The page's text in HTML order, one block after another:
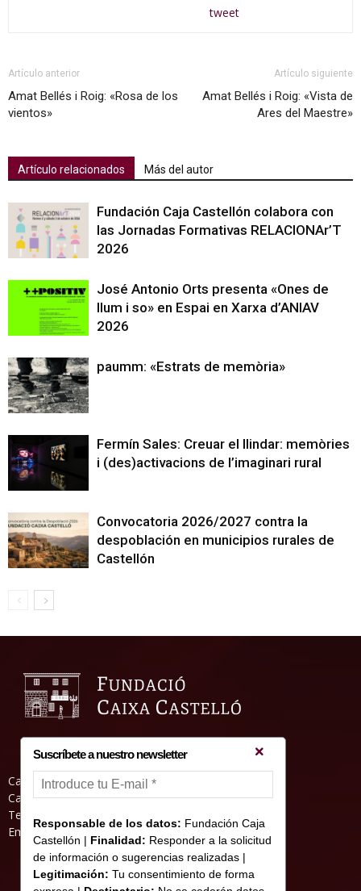
tweet
Artículo anterior
Amat Bellés i Roig: «Rosa de los
vientos»
Artículo siguiente
Amat Bellés i Roig: «Vista de
Ares del Maestre»
Artículo relacionados Más del autor
Fundación Caja Castellón colabora con
las Jornadas Formativas RELACIONAr’T
2026
José Antonio Orts presenta «Ones de
llum i so» en Espai en Xarxa d’ANIAV
2026
paumm: «Estrats de memòria»
Fermín Sales: Creuar el llindar: memòries
i (des)activacions de l’imaginari rural
Convocatoria 2026/2027 contra la
despoblación en municipios rurales de
Castellón
Casa Abadia, Pl. de la Hierba s/nº, 12001
Castelló de la Plana
Teléfono: 964 23 25 51
Email: informacion@fundacioncajacastellon.es
Suscríbete a nuestro newsletter
Responsable de los datos: Fundación Caja
Castellón | Finalidad: Responder a la solicitud
de información o sugerencias realizadas |
Legitimación: Tu consentimiento de forma